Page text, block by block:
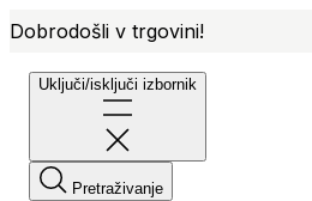
Dobrodošli v trgovini!
Uključi/isključi izbornik
Pretraživanje